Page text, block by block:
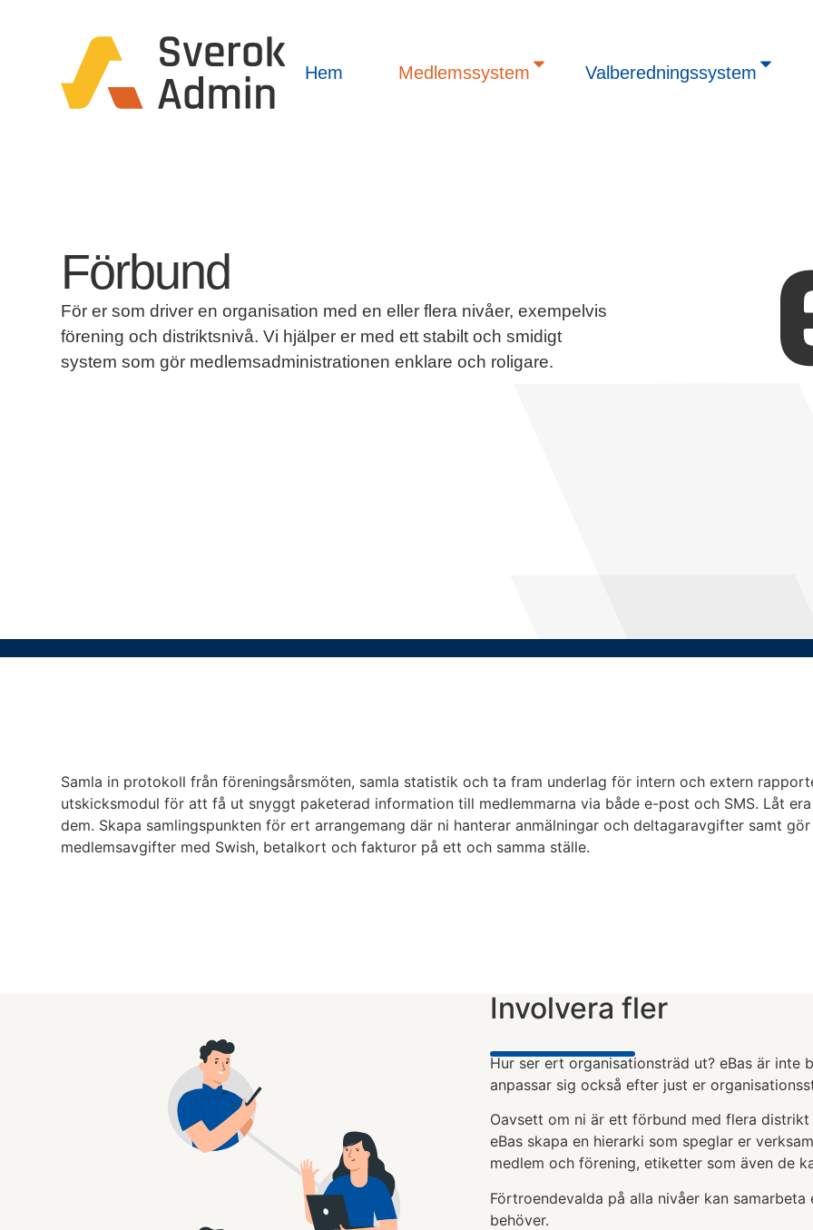
Hem Medlemssystem Valberedningssystem
Förbund
För er som driver en organisation med en eller flera nivåer, exempelvis
förening och distriktsnivå. Vi hjälper er med ett stabilt och smidigt
system som gör medlemsadministrationen enklare och roligare.
Samla in protokoll från föreningsårsmöten, samla statistik och ta fram underlag för intern och extern
utskicksmodul för att få ut snyggt paketerad information till medlemmarna via både e-post och SMS. Låt
dem. Skapa samlingspunkten för ert arrangemang där ni hanterar anmälningar och deltagaravgifter samt
medlemsavgifter med Swish, betalkort och fakturor på ett och samma ställe.
Involvera fler
Hur ser ert organisationsträd ut? eBas är
anpassar sig också efter just er
Oavsett om ni är ett förbund med flera
eBas skapa en hierarki som speglar er
medlem och förening, etiketter som även de
Förtroendevalda på alla nivåer kan
behöver.